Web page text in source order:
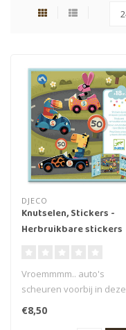
DJECO
Knutselen, Stickers -
Herbruikbare stickers
Vroemmmm.. auto's
scheuren voorbij in deze
stickers set voor de
allerkleinsten v..
€8,50